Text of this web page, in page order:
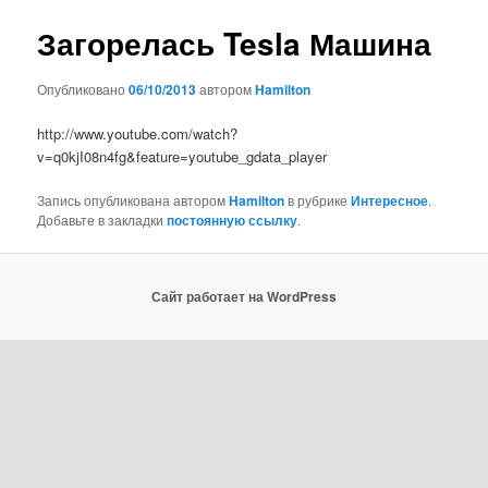
Загорелась Tesla Машина
Опубликовано06/10/2013авторомHamilton
http://www.youtube.com/watch?
v=q0kjI08n4fg&feature=youtube_gdata_player
Запись опубликована авторомHamiltonв рубрикеИнтересное.
Добавьте в закладкипостоянную ссылку.
Сайт работает на WordPress